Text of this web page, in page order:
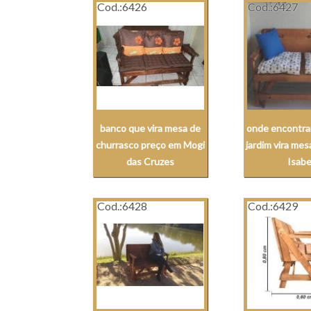
Cod.:6426
banco que vira mesa de
churrasco preço em Mogi
das Cruzes
Cod.:6427
onde
jardim vira
Cod.:6428 Cod.:6429